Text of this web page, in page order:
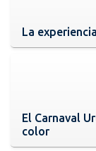
La
El Carnaval
color